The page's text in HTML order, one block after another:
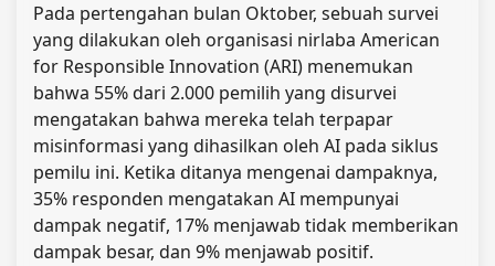
Pada pertengahan bulan Oktober, sebuah survei
yang dilakukan oleh organisasi nirlaba American
for Responsible Innovation (ARI) menemukan
bahwa 55% dari 2.000 pemilih yang disurvei
mengatakan bahwa mereka telah terpapar
misinformasi yang dihasilkan oleh AI pada siklus
pemilu ini. Ketika ditanya mengenai dampaknya,
35% responden mengatakan AI mempunyai
dampak negatif, 17% menjawab tidak memberikan
dampak besar, dan 9% menjawab positif.